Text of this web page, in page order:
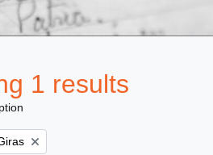
1 results
filter: